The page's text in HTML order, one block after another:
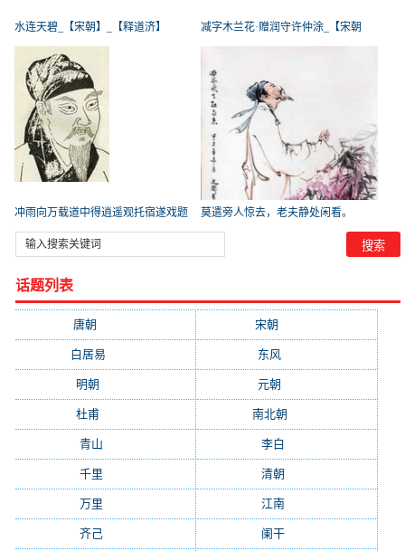
水连天碧_【宋朝】_【释道济】 减字木兰花·赠润守许仲涂_【宋朝
冲雨向万载道中得逍遥观托宿遂戏题
莫遣旁人惊去，老夫静处闲看。
话题列表
唐朝 宋朝
白居易 东风
明朝 元朝
杜甫 南北朝
青山 李白
千里 清朝
万里 江南(805)
齐己(781) 阑干(723)